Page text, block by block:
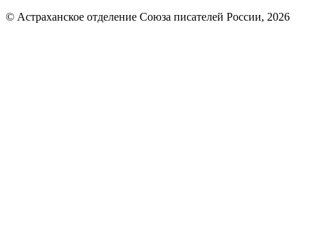
© Астраханское отделение Союза писателей России, 2026